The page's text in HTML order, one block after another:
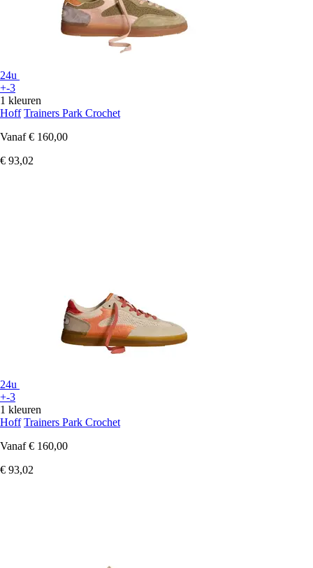
24u
+-3
1 kleuren
Hoff Trainers Park Crochet
Vanaf € 160,00
€ 93,02
24u
+-3
1 kleuren
Hoff Trainers Park Crochet
Vanaf € 160,00
€ 93,02